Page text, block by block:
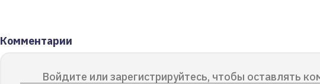
Комментарии
Войдите или зарегистрируйтесь, чтобы оставлять